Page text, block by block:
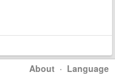
About · Language